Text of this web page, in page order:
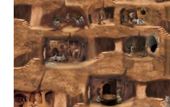
رياضة
الصحة والجمال